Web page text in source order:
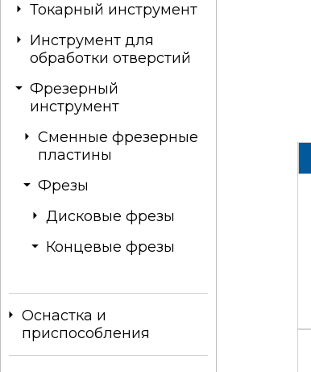
Токарный инструмент
Инструмент для
обработки отверстий
Фрезерный
инструмент
Сменные фрезерные
пластины
Фрезы
Дисковые фрезы
Концевые фрезы
Оснастка и
приспособления